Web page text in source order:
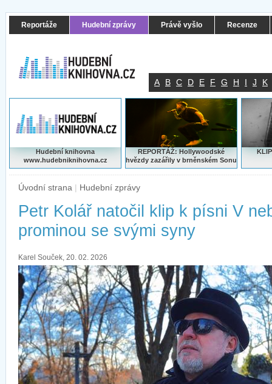
Reportáže Hudební zprávy Právě vyšlo Recenze
A B C D E F G H I J K
Hudební knihovna
www.hudebniknihovna.cz
REPORTÁŽ: Hollywoodské
hvězdy zazářily v brněnském Sonu
Úvodní strana | Hudební zprávy
Petr Kolář natočil klip k písni V
prominou se svými syny
Karel Souček, 20. 02. 2026